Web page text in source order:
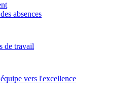
absences
de travail
vers l'excellence